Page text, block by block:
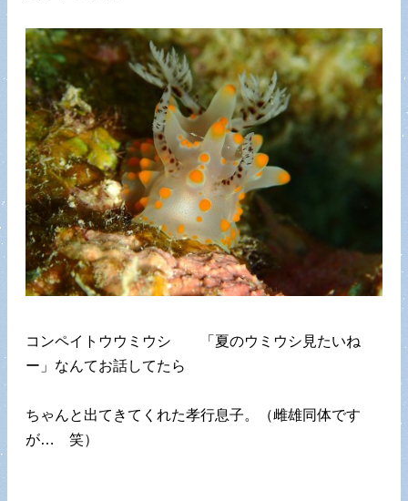
コンペイトウウミウシ 「夏のウミウシ見たいね
ー」なんてお話してたら
ちゃんと出てきてくれた孝行息子。（雌雄同体です
が… 笑）